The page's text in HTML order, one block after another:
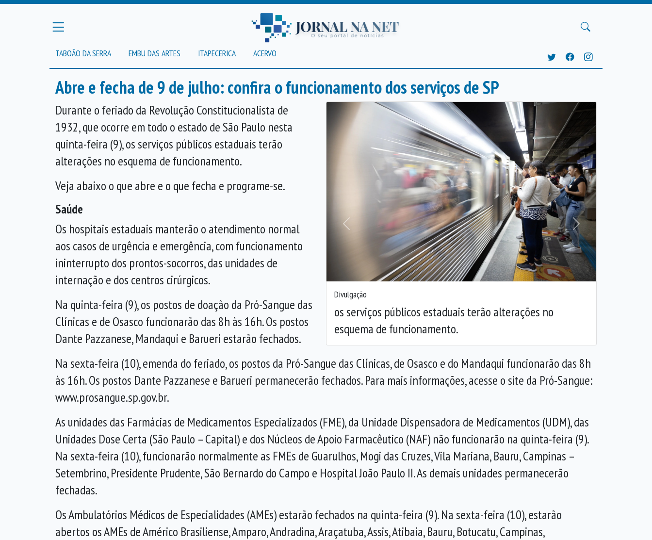
TABOÃO DA SERRA EMBU DAS ARTES ITAPECERICA ACERVO
Abre e fecha de 9 de julho: confira o funcionamento dos serviços de SP
Divulgação
os serviços públicos estaduais terão alterações no
esquema de funcionamento.
Anterior Próxima
Durante o feriado da Revolução Constitucionalista de
1932, que ocorre em todo o estado de São Paulo nesta
quinta-feira (9), os serviços públicos estaduais terão
alterações no esquema de funcionamento.
Veja abaixo o que abre e o que fecha e programe-se.
Saúde
Os hospitais estaduais manterão o atendimento normal
aos casos de urgência e emergência, com funcionamento
ininterrupto dos prontos-socorros, das unidades de
internação e dos centros cirúrgicos.
Na quinta-feira (9), os postos de doação da Pró-Sangue das
Clínicas e de Osasco funcionarão das 8h às 16h. Os postos
Dante Pazzanese, Mandaqui e Barueri estarão fechados.
Na sexta-feira (10), emenda do feriado, os postos da Pró-Sangue das Clínicas, de Osasco e do Mandaqui funcionarão das 8h
às 16h. Os postos Dante Pazzanese e Barueri permanecerão fechados. Para mais informações, acesse o site da Pró-Sangue:
www.prosangue.sp.gov.br.
As unidades das Farmácias de Medicamentos Especializados (FME), da Unidade Dispensadora de Medicamentos (UDM), das
Unidades Dose Certa (São Paulo – Capital) e dos Núcleos de Apoio Farmacêutico (NAF) não funcionarão na quinta-feira (9).
Na sexta-feira (10), funcionarão normalmente as FMEs de Guarulhos, Mogi das Cruzes, Vila Mariana, Bauru, Campinas –
Setembrino, Presidente Prudente, São Bernardo do Campo e Hospital João Paulo II. As demais unidades permanecerão
fechadas.
Os Ambulatórios Médicos de Especialidades (AMEs) estarão fechados na quinta-feira (9). Na sexta-feira (10), estarão
abertos os AMEs de Américo Brasiliense, Amparo, Andradina, Araçatuba, Assis, Atibaia, Bauru, Botucatu, Campinas,